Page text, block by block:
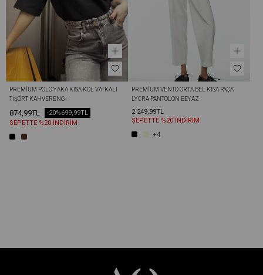
PREMIUM POLO YAKA KISA KOL VATKALI
TIŞÖRT KAHVERENGI
874,99TL 699,99TL
-20%
SEPETTE %20 İNDİRİM
PREMIUM VENTO ORTA BEL KISA PAÇA
LYCRA PANTOLON BEYAZ
2.249,99TL
SEPETTE %20 İNDİRİM
+4